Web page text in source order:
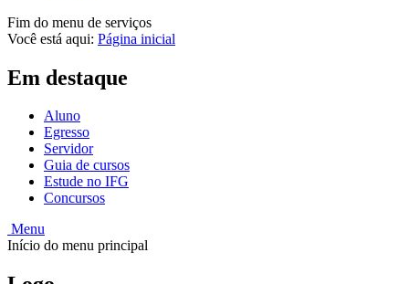
Fim do menu de serviços
Você está aqui: Página inicial
Em destaque
Aluno
Egresso
Servidor
Guia de cursos
Estude no IFG
Concursos
Menu
Início do menu principal